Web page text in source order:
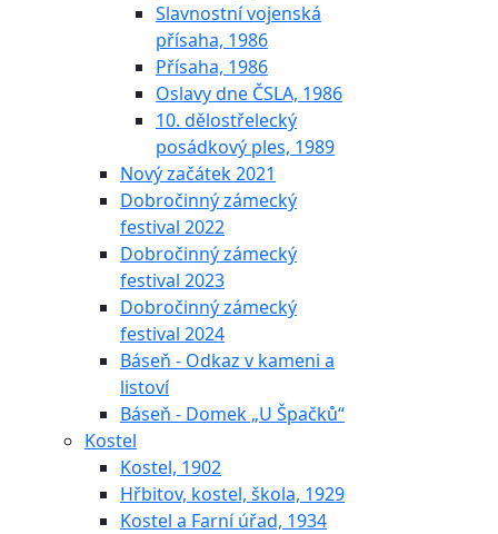
Slavnostní vojenská
přísaha, 1986
Přísaha, 1986
Oslavy dne ČSLA, 1986
10. dělostřelecký
posádkový ples, 1989
Nový začátek 2021
Dobročinný zámecký
festival 2022
Dobročinný zámecký
festival 2023
Dobročinný zámecký
festival 2024
Báseň - Odkaz v kameni a
listoví
Báseň - Domek „U Špačků“
Kostel
Kostel, 1902
Hřbitov, kostel, škola, 1929
Kostel a Farní úřad, 1934